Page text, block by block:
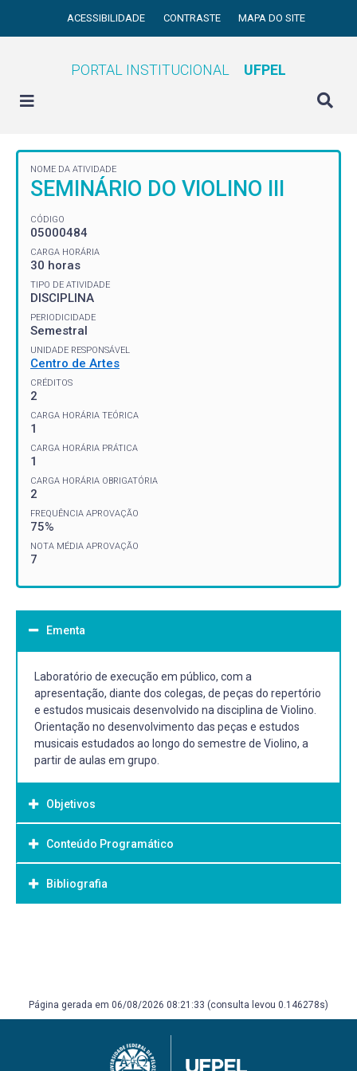
ACESSIBILIDADE CONTRASTE MAPA DO SITE
PORTAL INSTITUCIONAL UFPEL
NOME DA ATIVIDADE
SEMINÁRIO DO VIOLINO III
CÓDIGO
05000484
CARGA HORÁRIA
30 horas
TIPO DE ATIVIDADE
DISCIPLINA
PERIODICIDADE
Semestral
UNIDADE RESPONSÁVEL
Centro de Artes
CRÉDITOS
2
CARGA HORÁRIA TEÓRICA
1
CARGA HORÁRIA PRÁTICA
1
CARGA HORÁRIA OBRIGATÓRIA
2
FREQUÊNCIA APROVAÇÃO
75%
NOTA MÉDIA APROVAÇÃO
7
Ementa
Laboratório de execução em público, com a
apresentação, diante dos colegas, de peças do repertório
e estudos musicais desenvolvido na disciplina de Violino.
Orientação no desenvolvimento das peças e estudos
musicais estudados ao longo do semestre de Violino, a
partir de aulas em grupo.
Objetivos
Objetivo Geral:
Proporcionar a experiência de execução de repertório em
público, preferencialmente na formação
Conteúdo Programático
Bibliografia
SLOBODA, John. Exploring the musical mind: cognition,
emotion, ability, function. New York: Oxford New Press,
Página gerada em 06/08/2026 08:21:33 (consulta levou 0.146278s)